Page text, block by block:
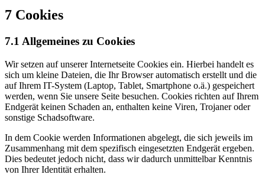
7 Cookies
7.1 Allgemeines zu Cookies
Wir setzen auf unserer Internetseite Cookies ein. Hierbei handelt es
sich um kleine Dateien, die Ihr Browser automatisch erstellt und die
auf Ihrem IT-System (Laptop, Tablet, Smartphone o.ä.) gespeichert
werden, wenn Sie unsere Seite besuchen. Cookies richten auf Ihrem
Endgerät keinen Schaden an, enthalten keine Viren, Trojaner oder
sonstige Schadsoftware.
In dem Cookie werden Informationen abgelegt, die sich jeweils im
Zusammenhang mit dem spezifisch eingesetzten Endgerät ergeben.
Dies bedeutet jedoch nicht, dass wir dadurch unmittelbar Kenntnis
von Ihrer Identität erhalten.